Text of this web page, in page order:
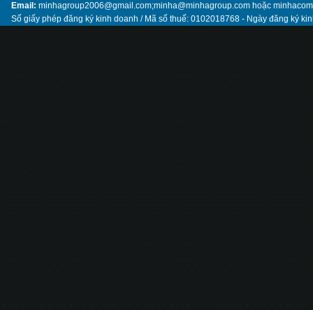
Email: minhagroup2006@gmail.com;minha@minhagroup.com hoặc
Số giấy phép đăng ký kinh doanh / Mã số thuế: 0102018768 - Ngày đăng ký